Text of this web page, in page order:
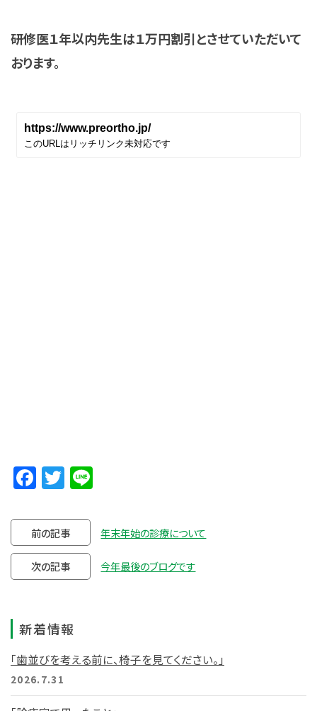
研修医１年以内先生は１万円割引とさせていただいて
おります。
Facebook
Twitter
前の記事 年末年始の診療について
次の記事 今年最後のブログです
新着情報
「歯並びを考える前に、椅子を見てください。」
2026.7.31